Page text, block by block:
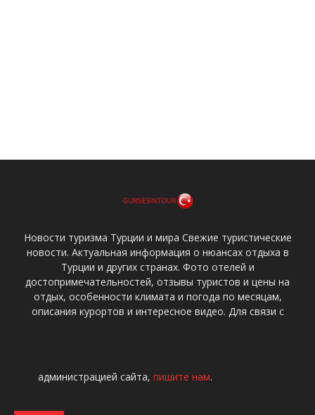
Новости туризма Турции и мира Свежие туристические
новости. Актуальная информация о нюансах отдыха в
Турции и других странах. Фото отелей и
достопримечательностей, отзывы туристов и цены на
отдых, особенности климата и погода по месяцам,
описания курортов и интересное видео. Для связи с
администрацией сайта, пишите нам.